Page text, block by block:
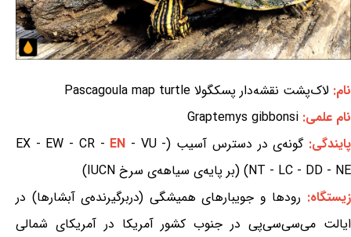
نام: لاک‌پشت نقشه‌دار پسکگولا Pascagoula map turtle
نام علمی: Graptemys gibbonsi
پایندگی:گونه‌ی در دسترس آسیب (EX - EW - CR - EN - VU -
NT - LC - DD - NE) (بر پایه‌ی سیاهه‌ی سرخ IUCN)
زیستگاه: رودها و جویبارهای همیشگی (دربرگیرنده‌ی آبشارها) در
ایالت می‌سی‌سی‌پی در جنوب کشور آمریکا در آمریکای شمالی